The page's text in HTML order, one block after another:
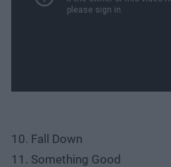
10. Fall Down
11. Something Good